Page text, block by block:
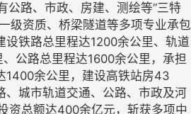
公路、市政、房建、测绘等“三特
级资质、桥梁隧道等多项专业承包
设铁路总里程达1200余公里、轨道
、公路总里程达1600余公里，承担
1400余公里，建设高铁站房43
、城市轨道交通、公路、市政及河
资总额达400余亿元，斩获多项中